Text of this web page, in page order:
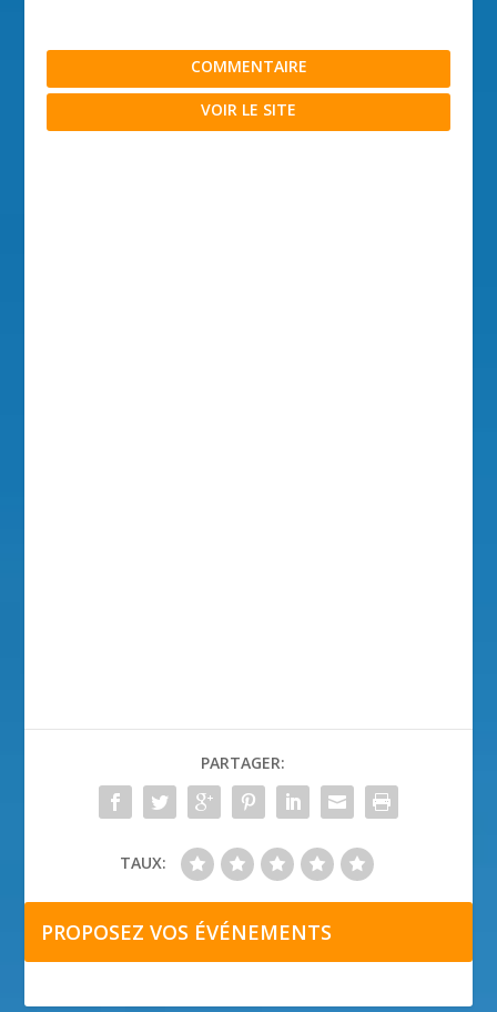
COMMENTAIRE
VOIR LE SITE
PARTAGER:
TAUX:
PROPOSEZ VOS ÉVÉNEMENTS